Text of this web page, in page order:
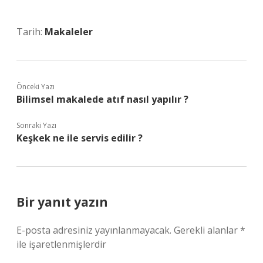
Tarih: Makaleler
Önceki Yazı
Bilimsel makalede atıf nasıl yapılır ?
Sonraki Yazı
Keşkek ne ile servis edilir ?
Bir yanıt yazın
E-posta adresiniz yayınlanmayacak. Gerekli alanlar*
ile işaretlenmişlerdir